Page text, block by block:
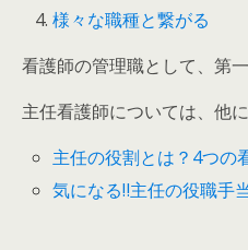
様々な職種と繋がる
看護師の管理職として、第
主任看護師については、他
主任の役割とは？4つの
気になる‼主任の役職手